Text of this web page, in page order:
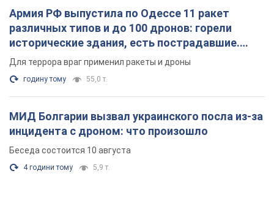
Армия РФ выпустила по Одессе 11 ракет
различных типов и до 100 дронов: горели
исторические здания, есть пострадавшие.
Фото и видео
Для террора враг применил ракеты и дроны
годину тому 55,0 т.
МИД Болгарии вызвал украинского посла из-за
инцидента с дроном: что произошло
Беседа состоится 10 августа
4 години тому 5,9 т.